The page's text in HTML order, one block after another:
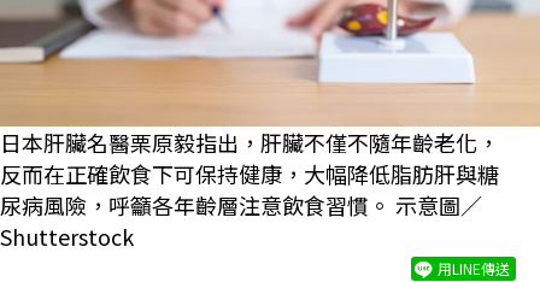
日本肝臟名醫栗原毅指出，肝臟不僅不隨年齡老化，
反而在正確飲食下可保持健康，大幅降低脂肪肝與糖
尿病風險，呼籲各年齡層注意飲食習慣。 示意圖／
Shutterstock
用LINE傳送